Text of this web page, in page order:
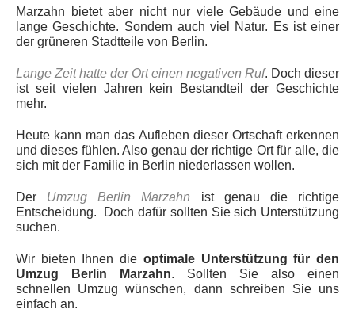
Marzahn bietet aber nicht nur viele Gebäude und eine
lange Geschichte. Sondern auch viel Natur. Es ist einer
der grüneren Stadtteile von Berlin.
Lange Zeit hatte der Ort einen negativen Ruf. Doch dieser
ist seit vielen Jahren kein Bestandteil der Geschichte
mehr.
Heute kann man das Aufleben dieser Ortschaft erkennen
und dieses fühlen. Also genau der richtige Ort für alle, die
sich mit der Familie in Berlin niederlassen wollen.
Der Umzug Berlin Marzahn ist genau die richtige
Entscheidung. Doch dafür sollten Sie sich Unterstützung
suchen.
Wir bieten Ihnen die optimale Unterstützung für den
Umzug Berlin Marzahn. Sollten Sie also einen
schnellen Umzug wünschen, dann schreiben Sie uns
einfach an.